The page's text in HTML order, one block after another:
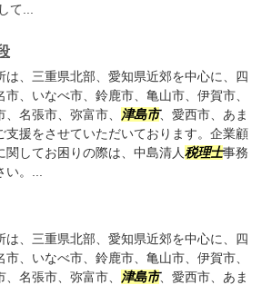
て...
は、三重県北部、愛知県近郊を中心に、四
、いなべ市、鈴鹿市、亀山市、伊賀市、
名張市、弥富市、 津島市、愛西市、あま
支援をさせていただいております。企業顧
関してお困りの際は、中島清人税理士事務
。...
は、三重県北部、愛知県近郊を中心に、四
、いなべ市、鈴鹿市、亀山市、伊賀市、
名張市、弥富市、 津島市、愛西市、あま